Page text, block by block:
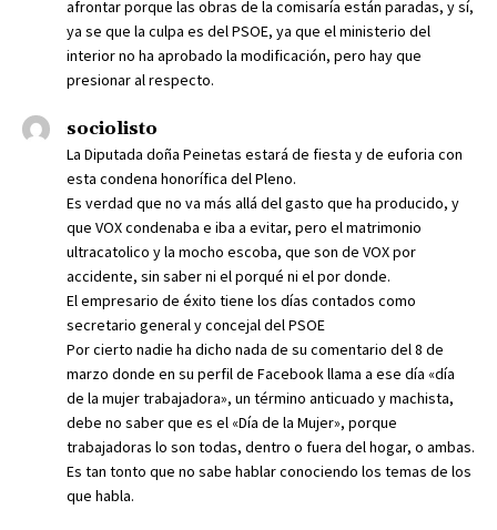
afrontar porque las obras de la comisaría están paradas, y sí,
ya se que la culpa es del PSOE, ya que el ministerio del
interior no ha aprobado la modificación, pero hay que
presionar al respecto.
sociolisto
La Diputada doña Peinetas estará de fiesta y de euforia con
esta condena honorífica del Pleno.
Es verdad que no va más allá del gasto que ha producido, y
que VOX condenaba e iba a evitar, pero el matrimonio
ultracatolico y la mocho escoba, que son de VOX por
accidente, sin saber ni el porqué ni el por donde.
El empresario de éxito tiene los días contados como
secretario general y concejal del PSOE
Por cierto nadie ha dicho nada de su comentario del 8 de
marzo donde en su perfil de Facebook llama a ese día «día
de la mujer trabajadora», un término anticuado y machista,
debe no saber que es el «Día de la Mujer», porque
trabajadoras lo son todas, dentro o fuera del hogar, o ambas.
Es tan tonto que no sabe hablar conociendo los temas de los
que habla.